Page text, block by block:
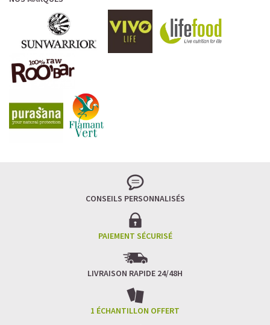
LA FRAÎCHEUR VERTE QUI APAISE L’ESPRIT
Le matcha, ce thé japonais se marie à la douceur du lait
tout en stimulant la concentration.
Un goût légèrement herbacé, addictif et plein de
Idéal pour : recharger ses batteries sans caféine,
hydrater, et retrouver focus et sérénité.
Matcha Latte Glacé Protéiné
SAWONDO RÉINVENTE LE PLAISIR DES CAFÉS GLACÉS
✅ Sans sucre raffiné
CONSEILS PERSONNALISÉS
PAIEMENT SÉCURISÉ
LIVRAISON RAPIDE 24/48H
1 ÉCHANTILLON OFFERT